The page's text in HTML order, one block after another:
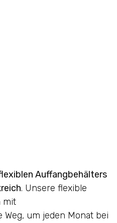
Auffangbehälters
. Unsere flexible
mit
um jeden Monat bei